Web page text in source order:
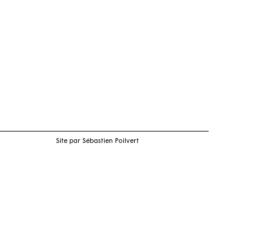
Site par Sébastien Poilvert